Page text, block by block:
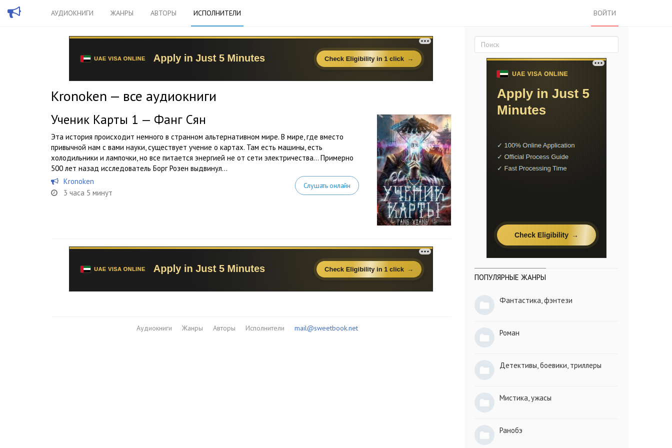
АУДИОКНИГИ ЖАНРЫ АВТОРЫ ИСПОЛНИТЕЛИ ВОЙТИ
Kronoken — все аудиокниги
Ученик Карты 1 — Фанг Сян
Эта история происходит немного в странном альтернативном мире. В мире, где вместо
привычной нам с вами науки, существует учение о картах. Там есть машины, есть
холодильники и лампочки, но все питается энергией не от сети электричества… Примерно
500 лет назад исследователь Борг Розен выдвинул...
Kronoken
3 часа 5 минут
Слушать онлайн
Аудиокниги Жанры Авторы Исполнители mail@sweetbook.net
ПОПУЛЯРНЫЕ ЖАНРЫ
Фантастика, фэнтези
Роман
Детективы, боевики, триллеры
Мистика, ужасы
Ранобэ